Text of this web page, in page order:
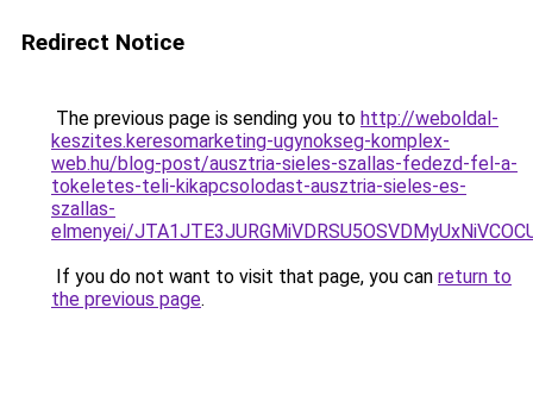
Redirect Notice
The previous page is sending you to http://weboldal-
keszites.keresomarketing-ugynokseg-komplex-
web.hu/blog-post/ausztria-sieles-szallas-fedezd-fel-a-
tokeletes-teli-kikapcsolodast-ausztria-sieles-es-
szallas-
elmenyei/
If you do not want to visit that page, you can return to
the previous page.